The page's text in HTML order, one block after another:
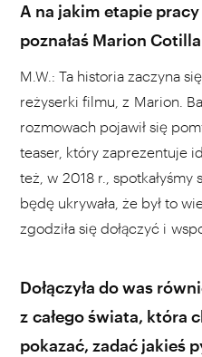
A na jakim etapie pracy
poznałaś Marion
M.W.: Ta historia zaczyna
reżyserki filmu, z Marion.
rozmowach pojawił się
teaser, który zaprezentuje
też, w 2018 r., spotkałyśmy
będę ukrywała, że był to
zgodziła się dołączyć i
Dołączyła do was
z całego świata, która
pokazać, zadać jakieś